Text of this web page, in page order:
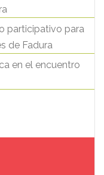
participativo para
de Fadura
en el encuentro